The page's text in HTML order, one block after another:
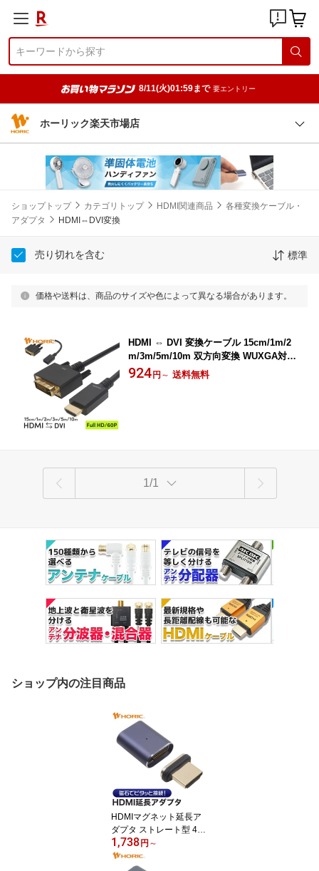
8/11(火)01:59まで 要エントリー
ホーリック楽天市場店
ショップトップ カテゴリトップ HDMI関連商品
各種変換ケーブル・
アダプタ
HDMI⇔DVI変換
売り切れを含む 標準
価格や送料は、商品のサイズや色によって異なる場合があります。
HDMI ⇔ DVI 変換ケーブル 15cm/1m/2
m/3m/5m/10m 双方向変換 WUXGA対応
3重シールドケーブル 金メッキ端子 パソ
924 円 ～ 送料無料
1/1
ショップ内の注目商品
HDMIマグネット延長ア
ダプタ ストレート型 4K/
120p 8K/60p DynamicH
DR eARC HDCP1.4/2.3
対応 HDMI2.1 ウルトラ
1,738 円 ～